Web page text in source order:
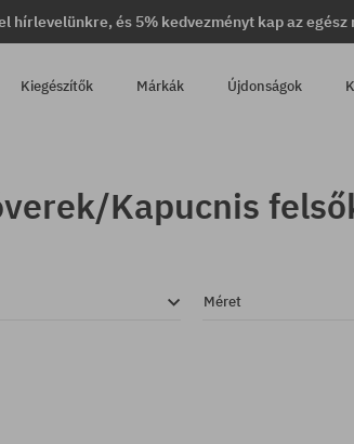
hírlevelünkre, és 5% kedvezményt kap az egész
Kiegészítők Márkák Újdonságok
Kapucnis
Méret